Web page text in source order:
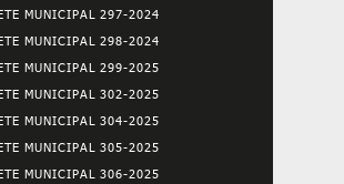
MUNICIPAL 297-2024
MUNICIPAL 298-2024
MUNICIPAL 299-2025
MUNICIPAL 302-2025
MUNICIPAL 304-2025
MUNICIPAL 305-2025
MUNICIPAL 306-2025